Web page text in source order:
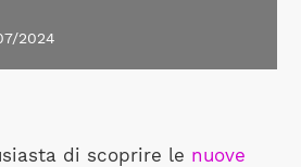
2024
di scoprire le nuove